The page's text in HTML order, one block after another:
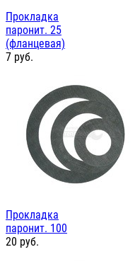
Прокладка
паронит. 25
(фланцевая)
7 руб.
Прокладка
паронит. 100
20 руб.